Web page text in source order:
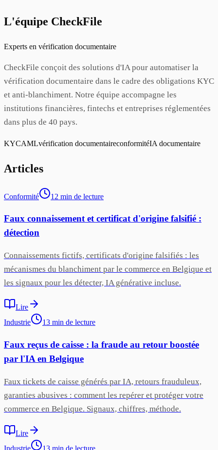
L'équipe CheckFile
Experts en vérification documentaire
CheckFile conçoit des solutions d'IA pour automatiser la
vérification documentaire dans le cadre des obligations KYC
et anti-blanchiment. Notre équipe accompagne les
institutions financières, fintechs et entreprises réglementées
dans plus de 40 pays.
KYCAMLvérification documentaireconformitéIA documentaire
Articles
Conformité 12 min de lecture
Faux connaissement et certificat d'origine falsifié :
détection
Connaissements fictifs, certificats d'origine falsifiés : les
mécanismes du blanchiment par le commerce en Belgique et
les signaux pour les détecter, IA générative incluse.
Lire
Industrie
13 min de lecture
Faux reçus de caisse : la fraude au retour boostée
par l'IA en Belgique
Faux tickets de caisse générés par IA, retours frauduleux,
garanties abusives : comment les repérer et protéger votre
commerce en Belgique. Signaux, chiffres, méthode.
Lire
Industrie
13 min de lecture